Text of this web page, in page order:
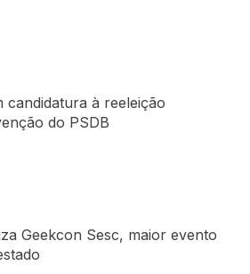
à reeleição
do PSDB
Geekcon Sesc, maior evento